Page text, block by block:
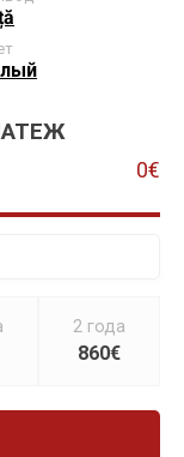
0€
2 года
860€